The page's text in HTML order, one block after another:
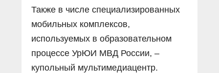
Также в числе специализированных
мобильных комплексов,
используемых в образовательном
процессе УрЮИ МВД России, –
купольный мультимедиацентр.